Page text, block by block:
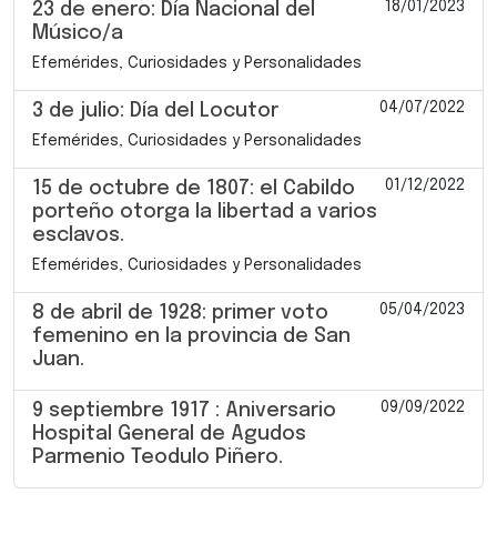
23 de enero: Día Nacional del
Músico/a
18/01/2023
Efemérides, Curiosidades y Personalidades
3 de julio: Día del Locutor 04/07/2022
Efemérides, Curiosidades y Personalidades
15 de octubre de 1807: el Cabildo
porteño otorga la libertad a varios
esclavos.
01/12/2022
Efemérides, Curiosidades y Personalidades
8 de abril de 1928: primer voto
femenino en la provincia de San
Juan.
05/04/2023
9 septiembre 1917 : Aniversario
Hospital General de Agudos
Parmenio Teodulo Piñero.
09/09/2022